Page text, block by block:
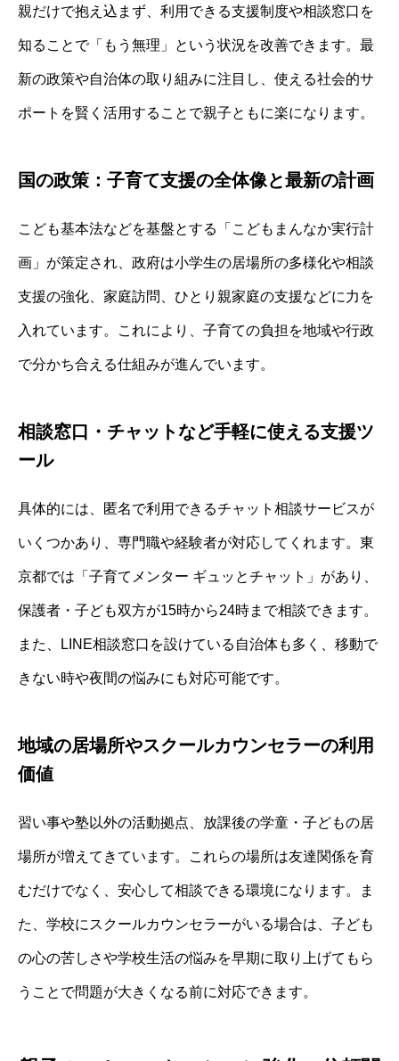
親だけで抱え込まず、利用できる支援制度や相談窓口を
知ることで「もう無理」という状況を改善できます。最
新の政策や自治体の取り組みに注目し、使える社会的サ
ポートを賢く活用することで親子ともに楽になります。
国の政策：子育て支援の全体像と最新の計画
こども基本法などを基盤とする「こどもまんなか実行計
画」が策定され、政府は小学生の居場所の多様化や相談
支援の強化、家庭訪問、ひとり親家庭の支援などに力を
入れています。これにより、子育ての負担を地域や行政
で分かち合える仕組みが進んでいます。
相談窓口・チャットなど手軽に使える支援ツ
ール
具体的には、匿名で利用できるチャット相談サービスが
いくつかあり、専門職や経験者が対応してくれます。東
京都では「子育てメンター ギュッとチャット」があり、
保護者・子ども双方が15時から24時まで相談できます。
また、LINE相談窓口を設けている自治体も多く、移動で
きない時や夜間の悩みにも対応可能です。
地域の居場所やスクールカウンセラーの利用
価値
習い事や塾以外の活動拠点、放課後の学童・子どもの居
場所が増えてきています。これらの場所は友達関係を育
むだけでなく、安心して相談できる環境になります。ま
た、学校にスクールカウンセラーがいる場合は、子ども
の心の苦しさや学校生活の悩みを早期に取り上げてもら
うことで問題が大きくなる前に対応できます。